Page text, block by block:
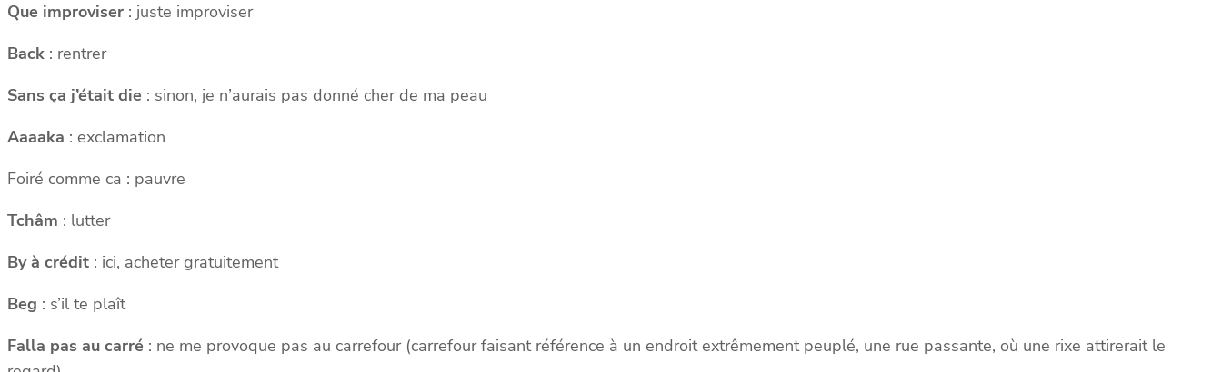
Que improviser : juste improviser
Back : rentrer
Sans ça j’était die : sinon, je n’aurais pas donné cher de ma peau
Aaaaka : exclamation
Foiré comme ca : pauvre
Tchâm : lutter
By à crédit : ici, acheter gratuitement
Beg : s’il te plaît
Falla pas au carré : ne me provoque pas au carrefour (carrefour faisant référence à un endroit extrêmement peuplé, une rue passante, où une rixe attirerait le